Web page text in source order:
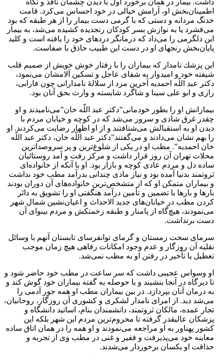
داشت. بيمار در همان برخورد اول با ديدن چشمان نافذ و نگاه
اطمينان‌بخش او، آرامش خيالى در خود احساس مى‌كرد. قامت
خدنگ مردانه و دستى كه با گرمى دست بيمار را از هر طبقه كه بود
مى‌فشرد يا به نوازش بسر كودكان رنجديده كشيده مى‌شد، به بيمار
اين دلگرمى را مى‌داد كه درمانگر دردهاى خود را يافته است و كليد
پايان‌بخش رنجهاى او در دست اين طبيب حاذق با صفاست.
اين پزشك نامدار كه بيماران را با رفتار خوش خويش از صميم قلب
شيفته خود و اميدوار به شفاى عاجل و تسكين آلامشان مى‌نمود،
دكتر عبد اللّه احمديه آخرين مزد از سلالۀ نامدارانى چون فارابى،
رازى و ابو على سينا و شاگرد شايسته و وارث بحق آنان بود.
بيمارانش او را بطور خودمانى”دكتر عبد اللّه خان”مى‌ناميدند و او
چقدر غرق شادى و سرور مى‌شد كه در كوچه و خيابان مردم با
ديدن او به استقبالش مى‌شتافتند و از او اظهار رضايت مى‌كردند. او
را بهم نشان مى‌دادند و مى‌گفتند”دكتر عبد اللّه خان، دكتر عبد اللّه
خان احمديه”. مطب او در يكى از شلوغ‌ترين و پر سروصداترين
محلات تهران آن روز قرار داشت و مركز رفت و آمد روستائيان
ساده دل و مردم عادى كوچه و بازار بود. او با آنكه از خانواده‌اى
ثروتمند بدنيا آمده بود و نياز مادى چندانى بدرآمد مطب خود نداشت
و بيماران متمكن او كه از متشخص‌ترين خانواده‌هاى آن دوران بودند
بارها و بارها با تضمين و تأمين درآمد هنگفتى او را تشويق به دائر
كردن مطب در خيابان‌هاى جديد الاحداث و اعيان‌نشين شمال شهر
مى‌نمودند، هيچ‌گاه از پامنار و طبقه زحمتكش و مردم بينواى آن
دست برنداشت.
سرماى سخت زمستان و گرماى توانفرساى تابستان آنهم با وسائل
نقليه آن روزگار و عدم وجود امكانات رفاهى هيچ زمان موجب
تعطيل يا تأخير در رفتن او به مطب نمى‌شد.
او وسواس عجيبى داشت كه سر ساعت در مطب خود حاضر شود و
تا ديرگاه در آنجا بنشيند و با حوصله به گفته بيماران خود گوش كند و
به درمان آنان بپردازد. در بين بيماران مطب او همه جور آدمى را
مى‌شد ديد. از امراى نامدار لشكرى و كشورى آن روزگار، روحانيان،
تجار عمده، مالكان ثروتمند، دانشمندان بنام، اساتيد دانشگاه و
پزشكان عاليقدر گرفته تا محروم‌ترين مردم اين شهر بلكه اين
كشور پهناور به او مراجعه مى‌نمودند و او همه را در همان اتاق ساده
معاينه خود مى‌پذيرفت و فقير و غنى در مطب وى از تجربه و
حذاقت او يكسان برخوردار مى‌شدند.